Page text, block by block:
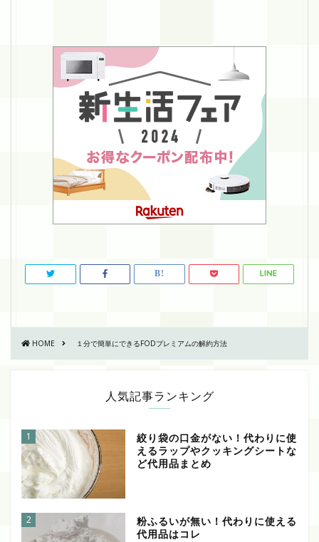
HOME １分で簡単にできるFODプレミアムの解約方法
人気記事ランキング
1
絞り袋の口金がない！代わりに使
えるラップやクッキングシートな
ど代用品まとめ
2
粉ふるいが無い！代わりに使える
代用品はコレ